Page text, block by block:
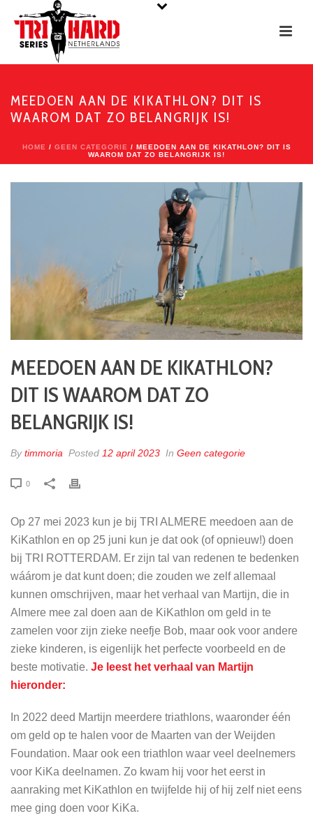
MEEDOEN AAN DE KIKATHLON? DIT IS
WAAROM DAT ZO BELANGRIJK IS!
HOME / GEEN CATEGORIE / MEEDOEN AAN DE KIKATHLON? DIT IS
WAAROM DAT ZO BELANGRIJK IS!
MEEDOEN AAN DE KIKATHLON?
DIT IS WAAROM DAT ZO
BELANGRIJK IS!
Bytimmoria Posted 12 april 2023 In Geen categorie
0
Op 27 mei 2023 kun je bij TRI ALMERE meedoen aan de
KiKathlon en op 25 juni kun je dat ook (of opnieuw!) doen
bij TRI ROTTERDAM. Er zijn tal van redenen te bedenken
wáárom je dat kunt doen; die zouden we zelf allemaal
kunnen omschrijven, maar het verhaal van Martijn, die in
Almere mee zal doen aan de KiKathlon om geld in te
zamelen voor zijn zieke neefje Bob, maar ook voor andere
zieke kinderen, is eigenlijk het perfecte voorbeeld en de
beste motivatie. Je leest het verhaal van Martijn
hieronder:
In 2022 deed Martijn meerdere triathlons, waaronder één
om geld op te halen voor de Maarten van der Weijden
Foundation. Maar ook een triathlon waar veel deelnemers
voor KiKa deelnamen. Zo kwam hij voor het eerst in
aanraking met KiKathlon en twijfelde hij of hij zelf niet eens
mee ging doen voor KiKa.